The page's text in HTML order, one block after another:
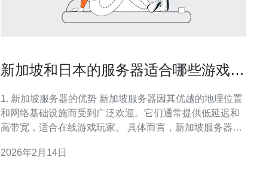
新加坡和日本的服务器适合哪些游戏玩
1. 新加坡服务器的优势 新加坡服务器因其优越的地理位置
和网络基础设施而受到广泛欢迎。它们通常提供低延迟和
高带宽，适合在线游戏玩家。 具体而言，新加坡服务器适
坡位于东南亚，连接周边国家的网络较为稳定。 - 需要频
2026年2月14日